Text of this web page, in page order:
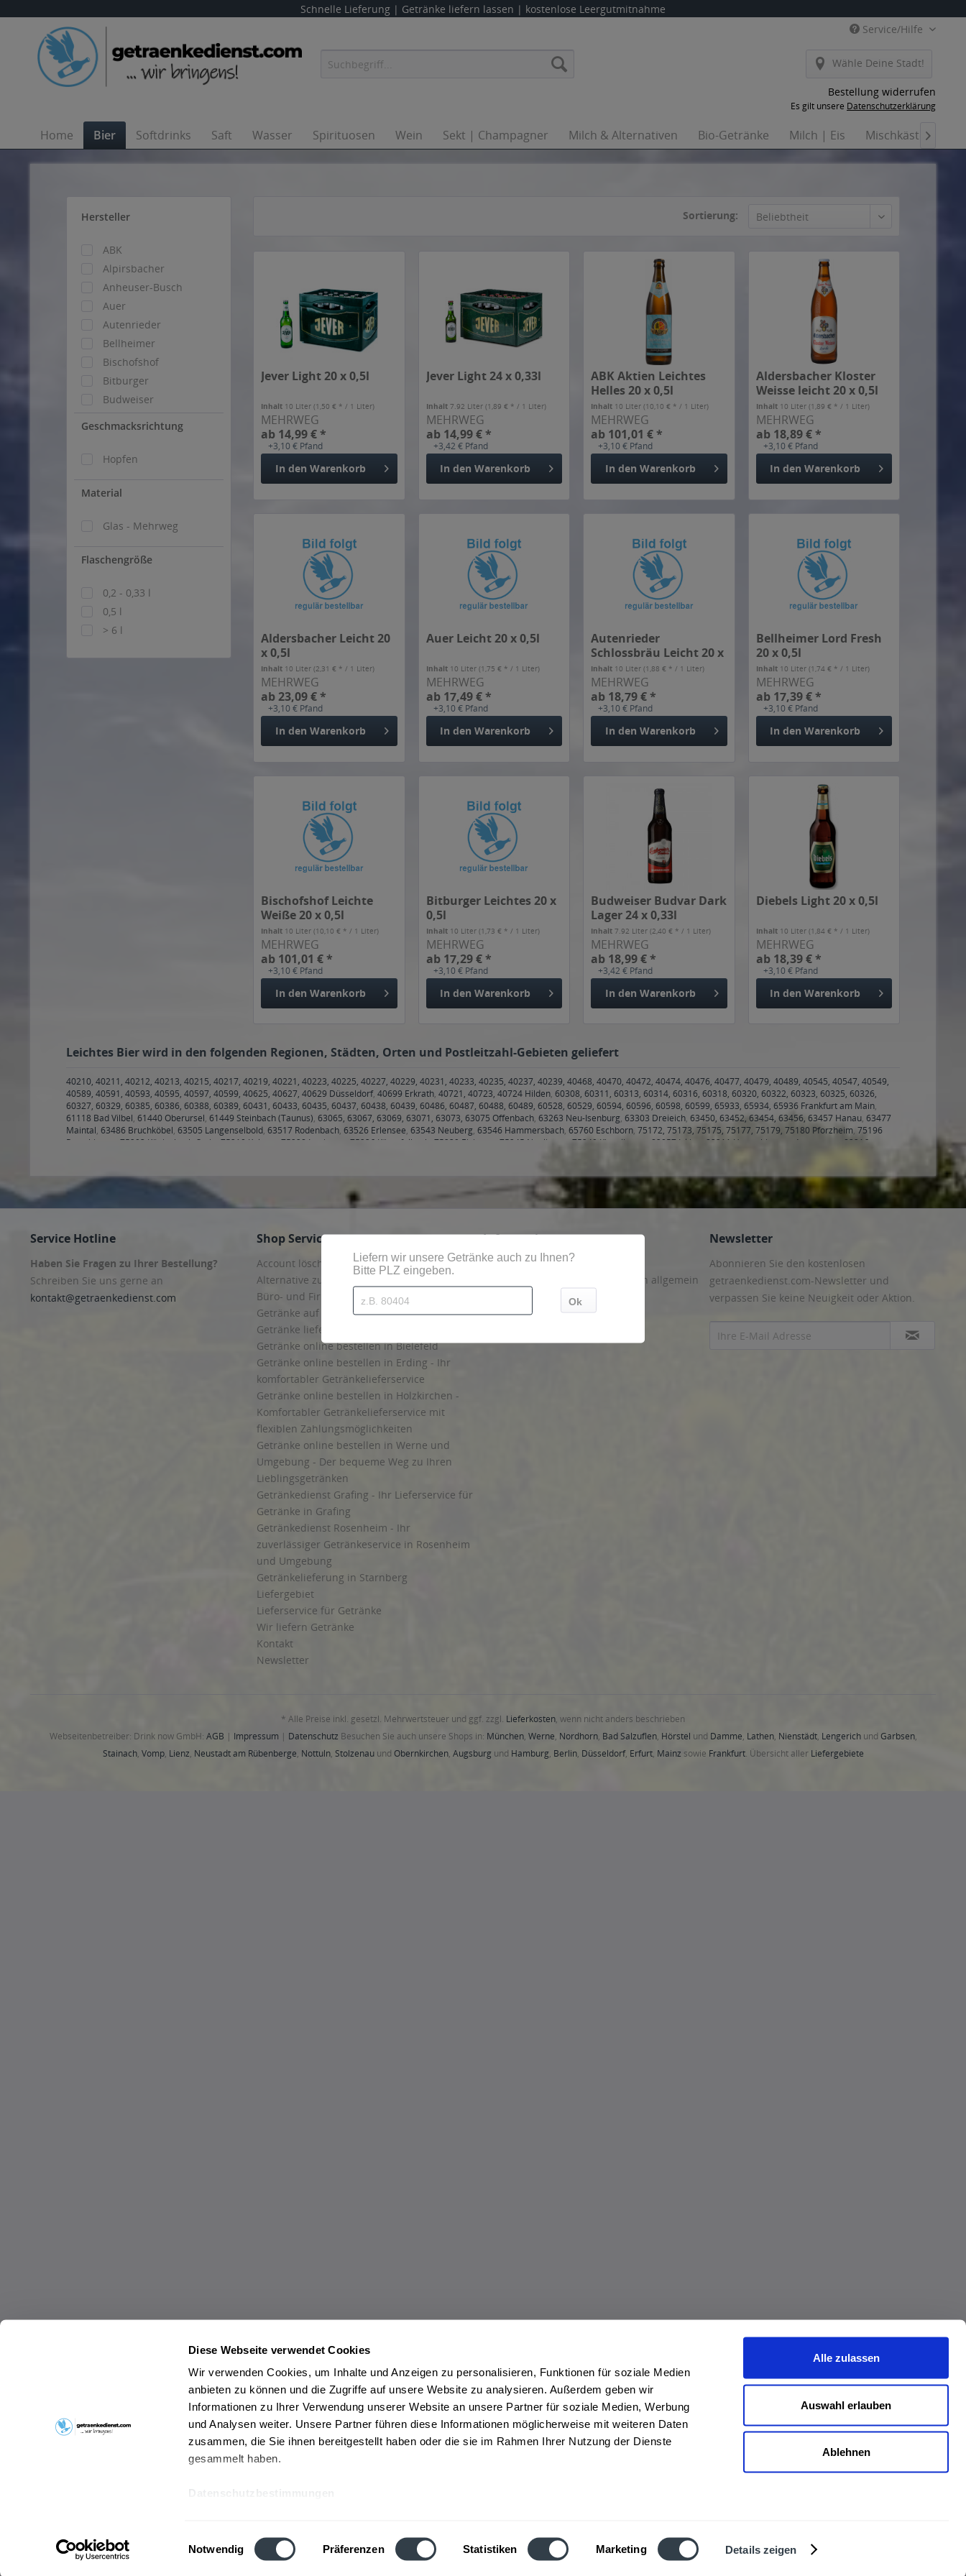
Diese Webseite verwendet Cookies
Wir verwenden Cookies, um Inhalte und Anzeigen zu personalisieren, Funktionen für soziale Medien
anbieten zu können und die Zugriffe auf unsere Website zu analysieren. Außerdem geben wir
Informationen zu Ihrer Verwendung unserer Website an unsere Partner für soziale Medien, Werbung
und Analysen weiter. Unsere Partner führen diese Informationen möglicherweise mit weiteren Daten
zusammen, die Sie ihnen bereitgestellt haben oder die sie im Rahmen Ihrer Nutzung der Dienste
gesammelt haben.
Datenschutzbestimmungen
Einwilligungsauswahl
Notwendig Präferenzen Statistiken Marketing Details zeigen
Alle zulassen
Auswahl erlauben
Ablehnen
Schnelle Lieferung | Getränke liefern lassen | kostenlose Leergutmitnahme
Service/Hilfe
Wähle Deine Stadt!
Bestellung widerrufen
Es gilt unsere Datenschutzerklärung
Home Bier Softdrinks Saft Wasser Spirituosen Wein Sekt | Champagner Milch & Alternativen Bio-Getränke Milch | Eis Mischkästen

Hersteller
ABK
Alpirsbacher
Anheuser-Busch
Auer
Autenrieder
Bellheimer
Bischofshof
Bitburger
Budweiser
Eichbaum
Flötzinger
Gold Ochsen
Hacklberg
Hasseröder
Heubacher
Hirsch
Innstadt
Stades
Waldhaus
Warsteiner
Wittmann
Geschmacksrichtung
Hopfen
Material
Glas - Mehrweg
Flaschengröße
0,2 - 0,33 l
0,5 l
> 6 l
Sortierung:
Jever Light 20 x 0,5l
Inhalt 10 Liter(1,50 € * / 1 Liter)
MEHRWEG
ab 14,99 € *
+3,10 € Pfand
In den Warenkorb
Jever Light 24 x 0,33l
Inhalt 7.92 Liter (1,89 € * / 1 Liter)
MEHRWEG
ab 14,99 € *
+3,42 € Pfand
In den Warenkorb
ABK Aktien Leichtes
Helles 20 x 0,5l
Inhalt 10 Liter(10,10 € * / 1 Liter)
MEHRWEG
ab 101,01 € *
+3,10 € Pfand
In den Warenkorb
Aldersbacher Kloster
Weisse leicht 20 x 0,5l
Inhalt 10 Liter (1,89 € * / 1 Liter)
MEHRWEG
ab 18,89 € *
+3,10 € Pfand
In den Warenkorb
Aldersbacher Leicht 20
x 0,5l
Inhalt 10 Liter(2,31 € * / 1 Liter)
MEHRWEG
ab 23,09 € *
+3,10 € Pfand
In den Warenkorb
Auer Leicht 20 x 0,5l
Inhalt 10 Liter (1,75 € * / 1 Liter)
MEHRWEG
ab 17,49 € *
+3,10 € Pfand
In den Warenkorb
Autenrieder
Schlossbräu Leicht 20 x
0,5l
Inhalt 10 Liter(1,88 € * / 1 Liter)
MEHRWEG
ab 18,79 € *
+3,10 € Pfand
In den Warenkorb
Bellheimer Lord Fresh
20 x 0,5l
Inhalt 10 Liter (1,74 € * / 1 Liter)
MEHRWEG
ab 17,39 € *
+3,10 € Pfand
In den Warenkorb
Bischofshof Leichte
Weiße 20 x 0,5l
Inhalt 10 Liter(10,10 € * / 1 Liter)
MEHRWEG
ab 101,01 € *
+3,10 € Pfand
In den Warenkorb
Bitburger Leichtes 20 x
0,5l
Inhalt 10 Liter (1,73 € * / 1 Liter)
MEHRWEG
ab 17,29 € *
+3,10 € Pfand
In den Warenkorb
Budweiser Budvar Dark
Lager 24 x 0,33l
Inhalt7.92 Liter(2,40 € * / 1 Liter)
MEHRWEG
ab 18,99 € *
+3,42 € Pfand
In den Warenkorb
Diebels Light 20 x 0,5l
Inhalt 10 Liter (1,84 € * / 1 Liter)
MEHRWEG
ab 18,39 € *
+3,10 € Pfand
In den Warenkorb
Leichtes Bier wird in den folgenden Regionen, Städten, Orten und Postleitzahl-Gebieten geliefert
40210, 40211, 40212, 40213, 40215, 40217, 40219, 40221, 40223, 40225, 40227, 40229, 40231, 40233, 40235, 40237, 40239, 40468, 40470, 40472, 40474, 40476, 40477, 40479, 40489, 40545, 40547, 40549,
40589, 40591, 40593, 40595, 40597, 40599, 40625, 40627, 40629 Düsseldorf, 40699 Erkrath, 40721, 40723, 40724 Hilden, 60308, 60311, 60313, 60314, 60316, 60318, 60320, 60322, 60323, 60325, 60326,
60327, 60329, 60385, 60386, 60388, 60389, 60431, 60433, 60435, 60437, 60438, 60439, 60486, 60487, 60488, 60489, 60528, 60529, 60594, 60596, 60598, 60599, 65933, 65934, 65936 Frankfurt am Main,
61118 Bad Vilbel, 61440 Oberursel, 61449 Steinbach (Taunus), 63065, 63067, 63069, 63071, 63073, 63075 Offenbach, 63263 Neu-Isenburg, 63303 Dreieich, 63450, 63452, 63454, 63456, 63457 Hanau, 63477
Maintal, 63486 Bruchköbel, 63505 Langenselbold, 63517 Rodenbach, 63526 Erlensee, 63543 Neuberg, 63546 Hammersbach, 65760 Eschborn, 75172, 75173, 75175, 75177, 75179, 75180 Pforzheim, 75196
Remchingen
75203 Königsbach-Stein 75210 Keltern 75228 Ispringen 75236 Kämpfelbach 75239 Eisingen 75245 Neulingen 75249 Kieselbronn 82057 Icking 82211 Herrsching am Ammersee
82216
82347 Bernried
85254 Sulzemoos,86150, 86152, 86153, 86154, 86156, 86157, 86159, 86161, 86163, 86165, 86167, 86169, 86179, 86199 Augsburg,86316 Friedberg,86343 Königsbrunn,86356 Neusäß,86368 Gersthofen,
86391 Stadtbergen
86399 Bobingen, 86438 Kissing 86453 Dasing 86456 Gablingen 86482 Aystetten, 86504 Merching, 86507 Kleinaitingen, Oberottmarshausen,
86559 Adelzhausen 86573 Obergriesbach,86830 Schwabmünchen 86836 Graben, Klosterlechfeld, Obermeitingen, Untermeitingen 86857 Hurlach
86899 Landsberg am
Service Hotline
Haben Sie Fragen zu Ihrer Bestellung?
Schreiben Sie uns gerne an
kontakt@getraenkedienst.com
Shop Service
Account löschen
Alternative zur Flaschenpost
Büro- und Firmenkunden
Getränke auf Kommission bestellen
Getränke liefern lassen in Solln
Getränke online bestellen in Bielefeld
Getränke online bestellen in Erding - Ihr
komfortabler Getränkelieferservice
Getränke online bestellen in Holzkirchen -
Komfortabler Getränkelieferservice mit
flexiblen Zahlungsmöglichkeiten
Getränke online bestellen in Werne und
Umgebung - Der bequeme Weg zu Ihren
Lieblingsgetränken
Getränkedienst Grafing - Ihr Lieferservice für
Getränke in Grafing
Getränkedienst Rosenheim - Ihr
zuverlässiger Getränkeservice in Rosenheim
und Umgebung
Getränkelieferung in Starnberg
Liefergebiet
Lieferservice für Getränke
Wir liefern Getränke
Kontakt
Newsletter
Information
Account löschen
Liefer- und Zahlungsbedingungen allgemein
Datenschutz Drink now
Newsletter
Abonnieren Sie den kostenlosen
getraenkedienst.com-Newsletter und
verpassen Sie keine Neuigkeit oder Aktion.
* Alle Preise inkl. gesetzl. Mehrwertsteuer und ggf. zzgl. Lieferkosten, wenn nicht anders beschrieben
Webseitenbetreiber: Drink now GmbH: AGB | Impressum | Datenschutz Besuchen Sie auch unsere Shops in: München, Werne, Nordhorn, Bad Salzuflen, Hörstel und Damme, Lathen, Nienstädt, Lengerichund Garbsen,
Stainach, Vomp, Lienz, Neustadt am Rübenberge, Nottuln, Stolzenauund Obernkirchen, Augsburgund Hamburg, Berlin, Düsseldorf, Erfurt, Mainz sowie Frankfurt. Übersicht aller Liefergebiete